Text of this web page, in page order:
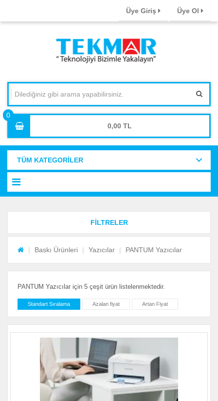
Üye Giriş Üye Ol
0,00
TÜM KATEGORİLER
FİLTRELER
Baskı Ürünleri Yazıcılar PANTUM Yazıcılar
PANTUM Yazıcılar için 5 çeşit ürün listelenmektedir.
Standart Sıralama Azalan fiyat Artan Fiyat